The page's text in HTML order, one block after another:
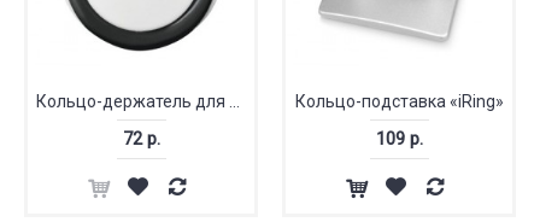
Кольцо-держатель для телефона
72 р.
Кольцо-подставка «iRing»
109 р.